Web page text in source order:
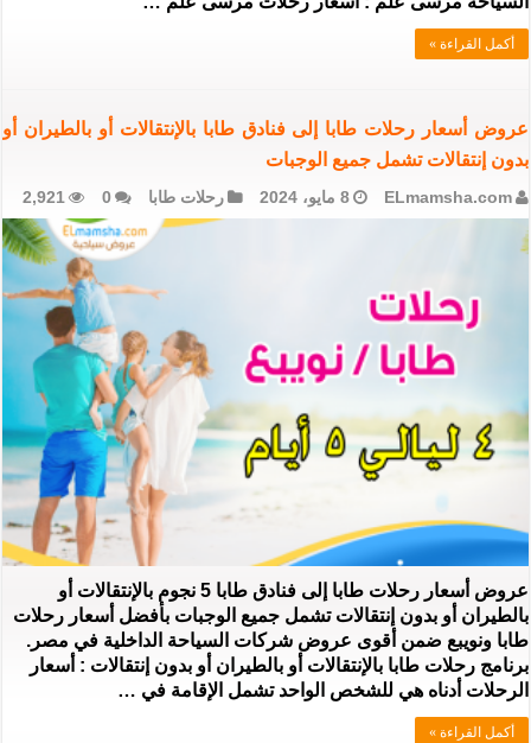
أكمل القراءة »
عروض أسعار رحلات طابا إلى فنادق طابا بالإنتقالات أو بالطيران أو
بدون إنتقالات تشمل جميع الوجبات
ELmamsha.com 8 مايو، 2024 رحلات طابا 0
2,921
عروض أسعار رحلات طابا إلى فنادق طابا 5 نجوم بالإنتقالات أو
بالطيران أو بدون إنتقالات تشمل جميع الوجبات بأفضل أسعار رحلات
طابا ونويبع ضمن أقوى عروض شركات السياحة الداخلية في مصر.
برنامج رحلات طابا بالإنتقالات أو بالطيران أو بدون إنتقالات : أسعار
الرحلات أدناه هي للشخص الواحد تشمل الإقامة في …
أكمل القراءة »